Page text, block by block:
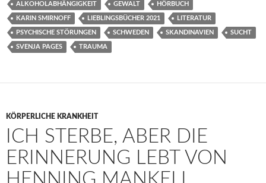
ALKOHOLABHÄNGIGKEIT GEWALT HÖRBUCH
KARIN SMIRNOFF LIEBLINGSBÜCHER 2021 LITERATUR
PSYCHISCHE STÖRUNGEN SCHWEDEN SKANDINAVIEN SUCHT
SVENJA PAGES TRAUMA
KÖRPERLICHE KRANKHEIT
ICH STERBE, ABER DIE
ERINNERUNG LEBT VON